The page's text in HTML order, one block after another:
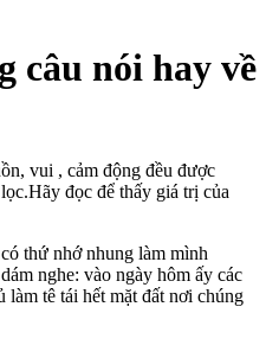
câu nói hay về
vui , cảm động đều được
đọc để thấy giá trị của
thứ nhớ nhung làm mình
nghe: vào ngày hôm ấy các
làm tê tái hết mặt đất nơi chúng